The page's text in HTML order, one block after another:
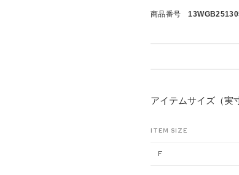
商品番号
アイテムサイズ（実
ITEM SIZE
F